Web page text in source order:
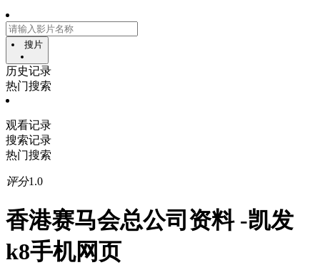
搜片
历史记录
热门搜索
观看记录
搜索记录
热门搜索
评分1.0
香港赛马会总公司资料 -凯发
k8手机网页